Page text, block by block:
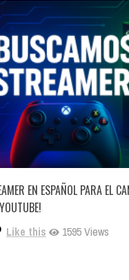
EN ESPAÑOL PARA EL
Like this 1595 Views